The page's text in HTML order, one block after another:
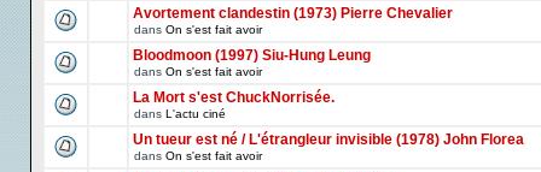
Avortement clandestin (1973) Pierre Chevalier
dans On s'est fait avoir
Bloodmoon (1997) Siu-Hung Leung
dans On s'est fait avoir
La Mort s'est ChuckNorrisée.
dans L'actu ciné
Un tueur est né / L'étrangleur invisible (1978) John Florea
dans On s'est fait avoir